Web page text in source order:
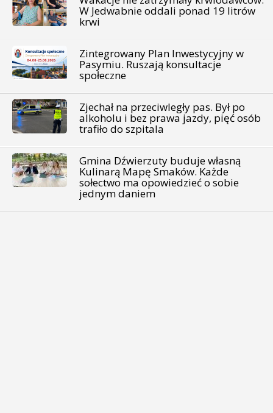
W Jedwabnie oddali ponad 19 litrów
krwi
Zintegrowany Plan Inwestycyjny w
Pasymiu. Ruszają konsultacje
społeczne
Zjechał na przeciwległy pas. Był po
alkoholu i bez prawa jazdy, pięć osób
trafiło do szpitala
Gmina Dźwierzuty buduje własną
Kulinarą Mapę Smaków. Każde
sołectwo ma opowiedzieć o sobie
jednym daniem